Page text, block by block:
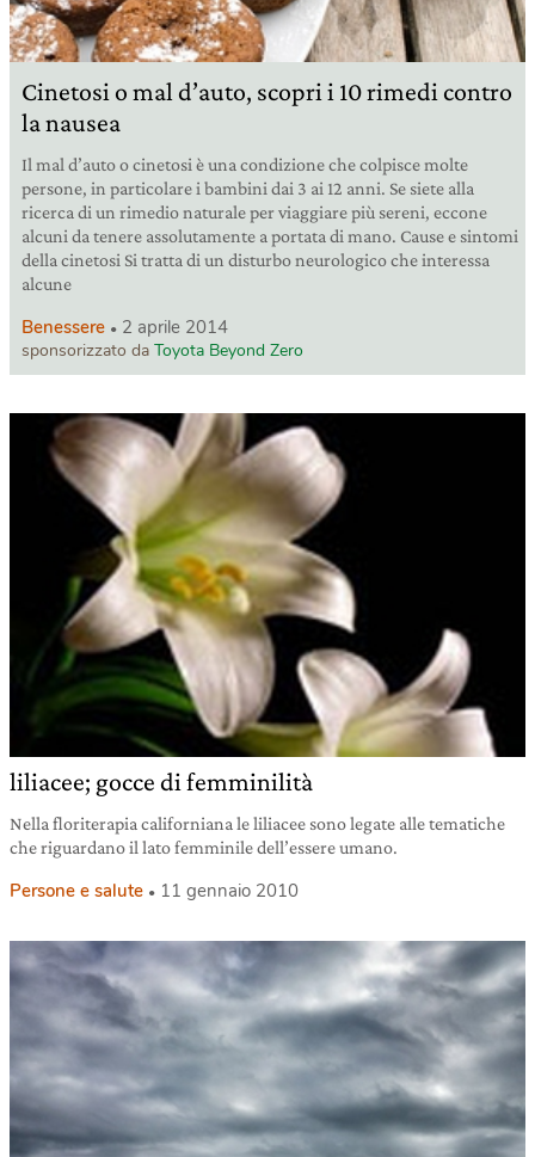
Cinetosi o mal d’auto, scopri i 10 rimedi contro
la nausea
Il mal d’auto o cinetosi è una condizione che colpisce molte
persone, in particolare i bambini dai 3 ai 12 anni. Se siete alla
ricerca di un rimedio naturale per viaggiare più sereni, eccone
alcuni da tenere assolutamente a portata di mano. Cause e sintomi
della cinetosi Si tratta di un disturbo neurologico che interessa
alcune
Benessere 2 aprile 2014
sponsorizzato da Toyota Beyond Zero
liliacee; gocce di femminilità
Nella floriterapia californiana le liliacee sono legate alle tematiche
che riguardano il lato femminile dell’essere umano.
Persone e salute 11 gennaio 2010